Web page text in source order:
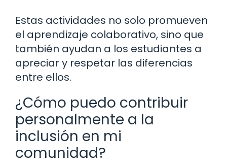
Estas actividades no solo promueven
el aprendizaje colaborativo, sino que
también ayudan a los estudiantes a
apreciar y respetar las diferencias
entre ellos.
¿Cómo puedo contribuir
personalmente a la
inclusión en mi
comunidad?